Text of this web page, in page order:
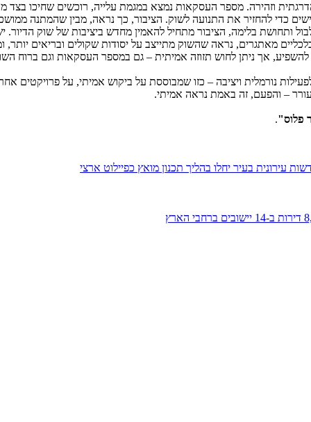
וזהירה. מספר העסקאות נמצא במגמת עלייה, רוכשים שחיכו בצד
כדי להחזיר את התנועה לשוק. הציבור, כך נראה, מבין שהמתנה
ותחושת בלימה, הציבור מתחיל להאמין מחדש ביציבות של שוק
מאתגרים, נראה שהשוק מתייצב על יסודות שקולים ובריאים יותר,
אך ניתן לחוש תזוזה אמיתית – גם במספר העסקאות וגם ברוח
– והפעם, זה באמת נראה אמיתי.
פלוס"
.
עירונית בעיר יחלו בהליך תכנון מואץ כפיילוט ארצי